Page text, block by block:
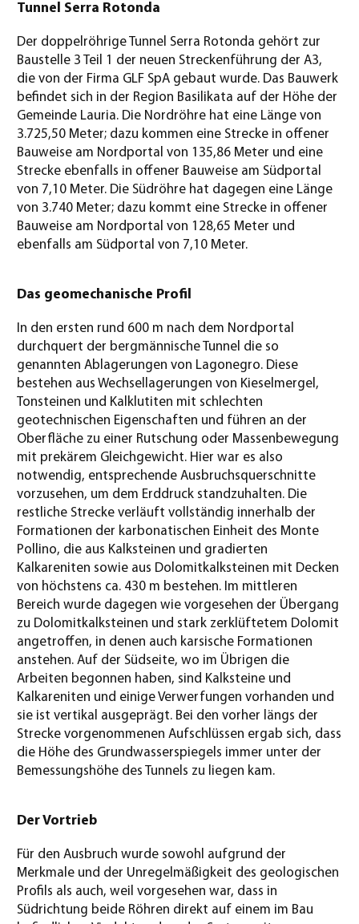
Tunnel Serra Rotonda
Der doppelröhrige Tunnel Serra Rotonda gehört zur
Baustelle 3 Teil 1 der neuen Streckenführung der A3,
die von der Firma GLF SpA gebaut wurde. Das Bauwerk
befindet sich in der Region Basilikata auf der Höhe der
Gemeinde Lauria. Die Nordröhre hat eine Länge von
3.725,50 Meter; dazu kommen eine Strecke in offener
Bauweise am Nordportal von 135,86 Meter und eine
Strecke ebenfalls in offener Bauweise am Südportal
von 7,10 Meter. Die Südröhre hat dagegen eine Länge
von 3.740 Meter; dazu kommt eine Strecke in offener
Bauweise am Nordportal von 128,65 Meter und
ebenfalls am Südportal von 7,10 Meter.
Das geomechanische Profil
In den ersten rund 600 m nach dem Nordportal
durchquert der bergmännische Tunnel die so
genannten Ablagerungen von Lagonegro. Diese
bestehen aus Wechsellagerungen von Kieselmergel,
Tonsteinen und Kalklutiten mit schlechten
geotechnischen Eigenschaften und führen an der
Oberfläche zu einer Rutschung oder Massenbewegung
mit prekärem Gleichgewicht. Hier war es also
notwendig, entsprechende Ausbruchsquerschnitte
vorzusehen, um dem Erddruck standzuhalten. Die
restliche Strecke verläuft vollständig innerhalb der
Formationen der karbonatischen Einheit des Monte
Pollino, die aus Kalksteinen und gradierten
Kalkareniten sowie aus Dolomitkalksteinen mit Decken
von höchstens ca. 430 m bestehen. Im mittleren
Bereich wurde dagegen wie vorgesehen der Übergang
zu Dolomitkalksteinen und stark zerklüftetem Dolomit
angetroffen, in denen auch karsische Formationen
anstehen. Auf der Südseite, wo im Übrigen die
Arbeiten begonnen haben, sind Kalksteine und
Kalkareniten und einige Verwerfungen vorhanden und
sie ist vertikal ausgeprägt. Bei den vorher längs der
Strecke vorgenommenen Aufschlüssen ergab sich, dass
die Höhe des Grundwasserspiegels immer unter der
Bemessungshöhe des Tunnels zu liegen kam.
Der Vortrieb
Für den Ausbruch wurde sowohl aufgrund der
Merkmale und der Unregelmäßigkeit des geologischen
Profils als auch, weil vorgesehen war, dass in
Südrichtung beide Röhren direkt auf einem im Bau